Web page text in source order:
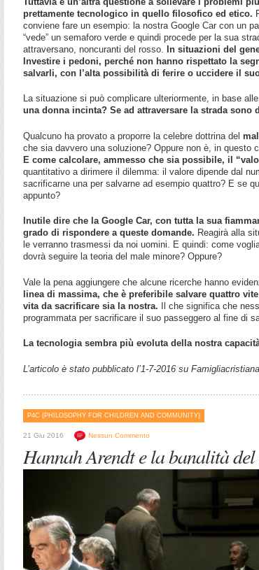
prettamente tecnologico in quello filosofico ed etico.
conviene fare un esempio: la nostra Google Car con un
“vede” un semaforo verde e quindi procede per la sua
attraversano, noncuranti del rosso. In situazioni del
Investire i pedoni, perché non hanno rispettato la
salvarli, con l’alta possibilità di ferire o uccidere il
La situazione si può complicare ulteriormente, in base
una donna incinta? Se ad attraversare la strada
Qualcuno ha provato a proporre la celebre dottrina del
che sia davvero una soluzione? Oppure non è, in
E come calcolare, ammesso che sia possibile, il
quantitativo a dirimere il dilemma: il valore dipende dal
sacrificarne una per salvarne ad esempio quattro? E se
appunto?
Inutile dire che la Google Car, con tutta la sua
grado di rispondere a queste domande. Reagirà alla
le verranno trasmessi da noi uomini. E quindi: come
dovrà seguire la teoria del male minore? Oppure?
Vale la pena aggiungere che alcune ricerche hanno
linea di massima, che è preferibile salvare quattro
vita da sacrificare sia la nostra. Il che significa che
programmata per sacrificare il suo passeggero al fine di
La tecnologia sembra più evoluta della nostra
L’articolo è stato pubblicato l’1-7-2016 su
P4C (PHILOSOPHY FOR CHILDREN AND COMMUNITY)
21 Giu 2016 Nessun Commento
Hannah Arendt e la banalità